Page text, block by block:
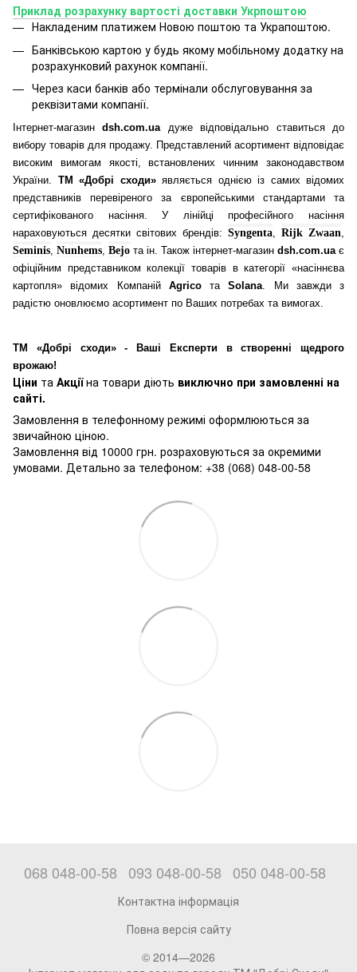
Приклад розрахунку вартості доставки Укрпоштою
Накладеним платижем Новою поштою та Украпоштою.
Банківською картою у будь якому мобільному додатку на
розрахунковий рахунок компанії.
Через каси банків або термінали обслуговування за
реквізитами компанії.
Інтернет-магазинdsh.com.uaдуже відповідально ставиться до
вибору товарів для продажу. Представлений асортимент відповідає
високим вимогам якості, встановлених чинним законодавством
України. ТМ «Добрі сходи»являється однією із самих відомих
представників перевіреного за європейськими стандартами та
сертифікованого насіння. У лінійці професійного насіння
нараховуються десятки світових брендів: Syngenta, Rijk Zwaan,
Seminis, Nunhems, Bejo та ін. Також інтернет-магазин dsh.com.uaє
офіційним представником колекції товарів в категорії «насіннєва
картопля» відомих Компаній AgricoтаSolana. Ми завжди з
радістю оновлюємо асортимент по Ваших потребах та вимогах.
ТМ «Добрі сходи» - Ваші Експерти в створенні щедрого
врожаю!
Ціни та Акціїна товари діють виключно при замовленні на
сайті.
Замовлення в телефонному режимі оформлюються за
звичайною ціною.
Замовлення від 10000 грн. розраховуються за окремими
умовами. Детально за телефоном: +38 (068) 048-00-58
068 048-00-58 093 048-00-58 050 048-00-58
Контактна інформація
Повна версія сайту
© 2014—2026